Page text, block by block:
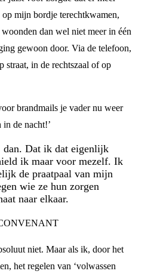
mijn bordje terechtkwamen,
dan wel niet meer in één
gewoon door. Via de telefoon,
straat, in de rechtszaal of op
brandmails je vader nu weer
de nacht!’
dan. Dat ik dat eigenlijk
ik maar voor mezelf. Ik
de praatpaal van mijn
wie ze hun zorgen
naar elkaar.
niet. Maar als ik, door het
het regelen van ‘volwassen